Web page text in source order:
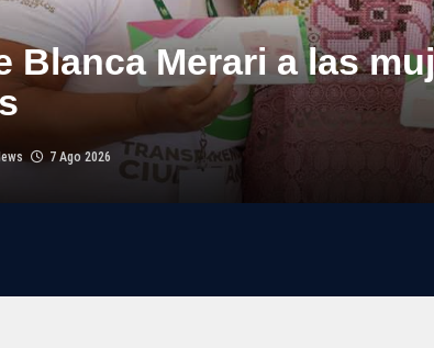
Blanca Merari a las
7 Ago 2026